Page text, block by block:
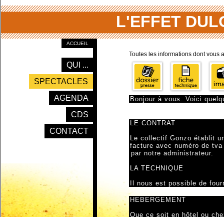
L'EFFET
ACCUEIL
QUI ...
SPECTACLES
AGENDA
CDS
CONTACT
Toutes les informations dont vous
Bonjour à vous. Voici
LE CONTRAT
Le collectif Gonzo établit
facture avec numéro de
par notre administrateur.
LA TECHNIQUE
Il nous est possible de
HEBERGEMENT
Que ce soit en hôtel ou